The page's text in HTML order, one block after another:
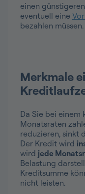
einen
eventuell eine
bezahlen müssen.
Merkmale
Da Sie bei
Monatsraten
reduzieren, sinkt
Der Kredit wird
wird jede
Belastung
Kreditsumme
nicht leisten.